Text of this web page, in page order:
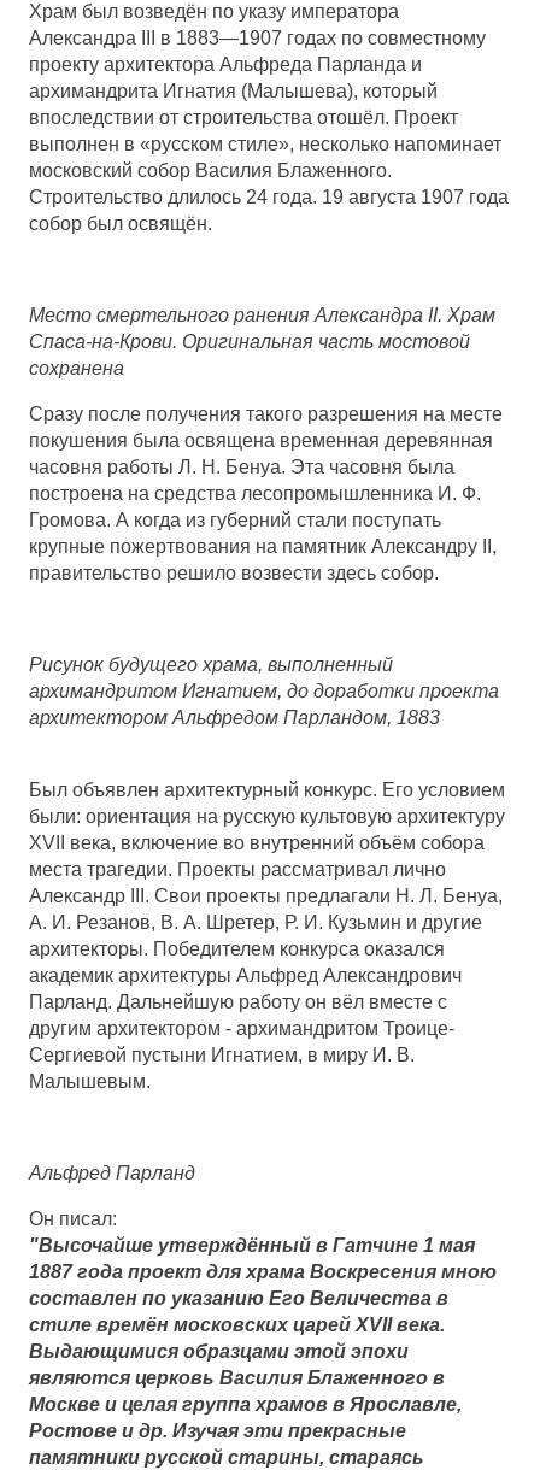
Храм был возведён по указу императора
Александра III в 1883—1907 годах по совместному
проекту архитектора Альфреда Парланда и
архимандрита Игнатия (Малышева), который
впоследствии от строительства отошёл. Проект
выполнен в «русском стиле», несколько напоминает
московский собор Василия Блаженного.
Строительство длилось 24 года. 19 августа 1907 года
собор был освящён.
Место смертельного ранения Александра II. Храм
Спаса-на-Крови. Оригинальная часть мостовой
сохранена
Сразу после получения такого разрешения на месте
покушения была освящена временная деревянная
часовня работы Л. Н. Бенуа. Эта часовня была
построена на средства лесопромышленника И. Ф.
Громова. А когда из губерний стали поступать
крупные пожертвования на памятник Александру II,
правительство решило возвести здесь собор.
Рисунок будущего храма, выполненный
архимандритом Игнатием, до доработки проекта
архитектором Альфредом Парландом, 1883
Был объявлен архитектурный конкурс. Его условием
были: ориентация на русскую культовую архитектуру
XVII века, включение во внутренний объём собора
места трагедии. Проекты рассматривал лично
Александр III. Свои проекты предлагали Н. Л. Бенуа,
А. И. Резанов, В. А. Шретер, Р. И. Кузьмин и другие
архитекторы. Победителем конкурса оказался
академик архитектуры Альфред Александрович
Парланд. Дальнейшую работу он вёл вместе с
другим архитектором - архимандритом Троице-
Сергиевой пустыни Игнатием, в миру И. В.
Малышевым.
Альфред Парланд
Он писал:
"Высочайше утверждённый в Гатчине 1 мая
1887 года проект для храма Воскресения мною
составлен по указанию Его Величества в
стиле времён московских царей XVII века.
Выдающимися образцами этой эпохи
являются церковь Василия Блаженного в
Москве и целая группа храмов в Ярославле,
Ростове и др. Изучая эти прекрасные
памятники русской старины, стараясь